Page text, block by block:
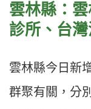
雲林縣：
診所、台
雲林縣今日新
群聚有關，分